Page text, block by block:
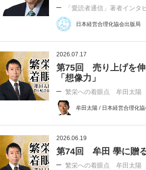
「愛読者通信」著者インタ
日本経営合理化協会出版局
2026.07.17
第75回 売り上げを伸
「想像力」
繁栄への着眼点 牟田太陽
牟田太陽 / 日本経営合理化
2026.06.19
第74回 牟田 學に贈
繁栄への着眼点 牟田太陽